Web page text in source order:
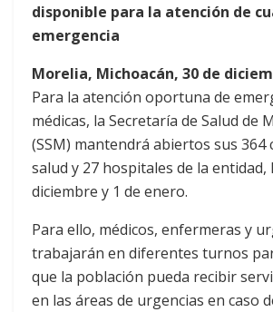
disponible para la atención de
emergencia
Morelia, Michoacán, 30 de
Para la atención oportuna de
médicas, la Secretaría de Salud de
(SSM) mantendrá abiertos sus 364
salud y 27 hospitales de la entidad,
diciembre y 1 de enero.
Para ello, médicos, enfermeras y
trabajarán en diferentes turnos
que la población pueda recibir
en las áreas de urgencias en caso